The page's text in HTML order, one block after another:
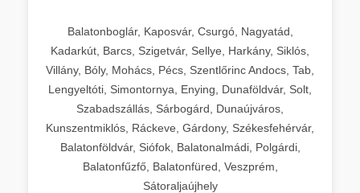
Balatonboglár, Kaposvár, Csurgó, Nagyatád,
Kadarkút, Barcs, Szigetvár, Sellye, Harkány, Siklós,
Villány, Bóly, Mohács, Pécs, Szentlőrinc Andocs, Tab,
Lengyeltóti, Simontornya, Enying, Dunaföldvár, Solt,
Szabadszállás, Sárbogárd, Dunaújváros,
Kunszentmiklós, Ráckeve, Gárdony, Székesfehérvár,
Balatonföldvár, Siófok, Balatonalmádi, Polgárdi,
Balatonfűzfő, Balatonfüred, Veszprém,
Sátoraljaújhely